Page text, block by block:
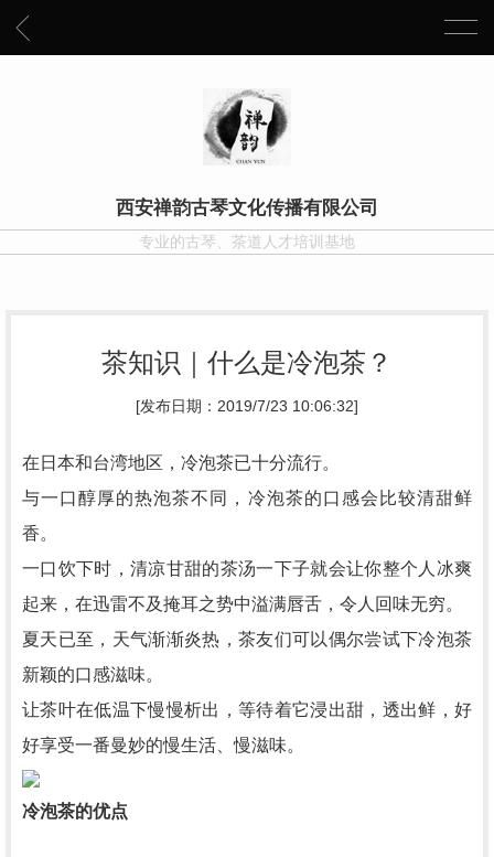
西安禅韵古琴文化传播有限公司
专业的古琴、茶道人才培训基地
茶知识｜什么是冷泡茶？
[发布日期：2019/7/23 10:06:32]
在日本和台湾地区，冷泡茶已十分流行。
与一口醇厚的热泡茶不同，冷泡茶的口感会比较清甜鲜
香。
一口饮下时，清凉甘甜的茶汤一下子就会让你整个人冰爽
起来，在迅雷不及掩耳之势中溢满唇舌，令人回味无穷。
夏天已至，天气渐渐炎热，茶友们可以偶尔尝试下冷泡茶
新颖的口感滋味。
让茶叶在低温下慢慢析出，等待着它浸出甜，透出鲜，好
好享受一番曼妙的慢生活、慢滋味。
冷泡茶的优点